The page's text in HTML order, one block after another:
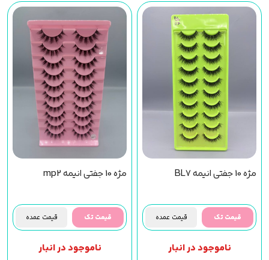
مژه 10 جفتی انیمه BL7
قیمت تک قیمت عمده
ناموجود در انبار
مژه 10 جفتی انیمه mp2
قیمت تک قیمت عمده
ناموجود در انبار